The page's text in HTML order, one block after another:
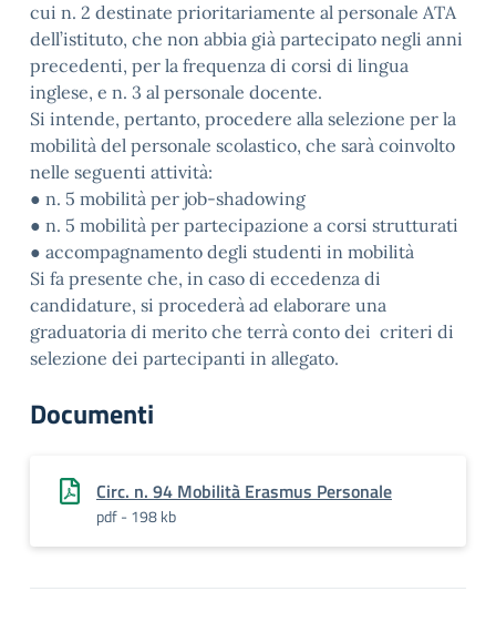
cui n. 2 destinate prioritariamente al personale ATA
dell’istituto, che non abbia già partecipato negli anni
precedenti, per la frequenza di corsi di lingua
inglese, e n. 3 al personale docente.
Si intende, pertanto, procedere alla selezione per la
mobilità del personale scolastico, che sarà coinvolto
nelle seguenti attività:
● n. 5 mobilità per job-shadowing
● n. 5 mobilità per partecipazione a corsi strutturati
● accompagnamento degli studenti in mobilità
Si fa presente che, in caso di eccedenza di
candidature, si procederà ad elaborare una
graduatoria di merito che terrà conto dei criteri di
selezione dei partecipanti in allegato.
Documenti
Circ. n. 94 Mobilità Erasmus Personale
pdf - 198 kb